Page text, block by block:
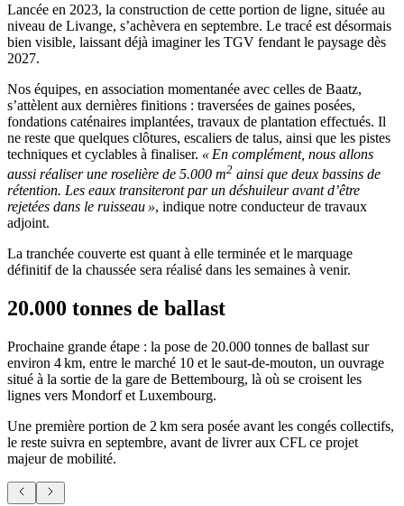
Lancée en 2023, la construction de cette portion de ligne, située au
niveau de Livange, s’achèvera en septembre. Le tracé est désormais
bien visible, laissant déjà imaginer les TGV fendant le paysage dès
2027.
Nos équipes, en association momentanée avec celles de Baatz,
s’attèlent aux dernières finitions : traversées de gaines posées,
fondations caténaires implantées, travaux de plantation effectués. Il
ne reste que quelques clôtures, escaliers de talus, ainsi que les pistes
techniques et cyclables à finaliser. « En complément, nous allons
aussi réaliser une roselière de 5.000 m2 ainsi que deux bassins de
rétention. Les eaux transiteront par un déshuileur avant d’être
rejetées dans le ruisseau », indique notre conducteur de travaux
adjoint.
La tranchée couverte est quant à elle terminée et le marquage
définitif de la chaussée sera réalisé dans les semaines à venir.
20.000 tonnes de ballast
Prochaine grande étape : la pose de 20.000 tonnes de ballast sur
environ 4 km, entre le marché 10 et le saut-de-mouton, un ouvrage
situé à la sortie de la gare de Bettembourg, là où se croisent les
lignes vers Mondorf et Luxembourg.
Une première portion de 2 km sera posée avant les congés collectifs,
le reste suivra en septembre, avant de livrer aux CFL ce projet
majeur de mobilité.